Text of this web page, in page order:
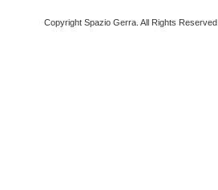
Copyright Spazio Gerra. All Rights Reserved.